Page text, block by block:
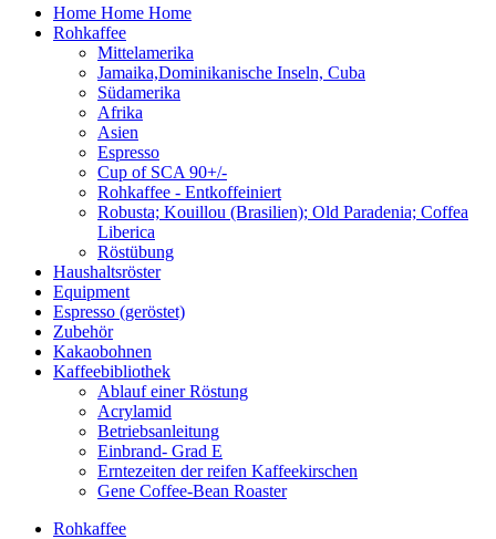
Home Home Home
Rohkaffee
Mittelamerika
Jamaika,Dominikanische Inseln, Cuba
Südamerika
Afrika
Asien
Espresso
Cup of SCA 90+/-
Rohkaffee - Entkoffeiniert
Robusta; Kouillou (Brasilien); Old Paradenia; Coffea
Liberica
Röstübung
Haushaltsröster
Equipment
Espresso (geröstet)
Zubehör
Kakaobohnen
Kaffeebibliothek
Ablauf einer Röstung
Acrylamid
Betriebsanleitung
Einbrand- Grad E
Erntezeiten der reifen Kaffeekirschen
Gene Coffee-Bean Roaster
Rohkaffee